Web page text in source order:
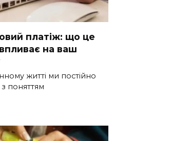
платіж: що це
впливає на ваш
житті ми постійно
поняттям